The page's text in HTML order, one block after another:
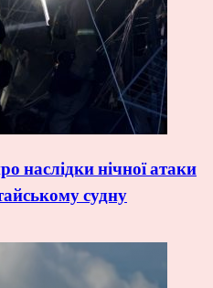
наслідки нічної атаки
судну